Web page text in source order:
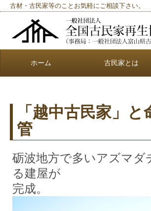
古材・古民家等のことお気軽にご相談下さい。
ホーム 古民家とは
「越中古民家」
管
砺波地方で多いアズマダ
る建屋が
完成。